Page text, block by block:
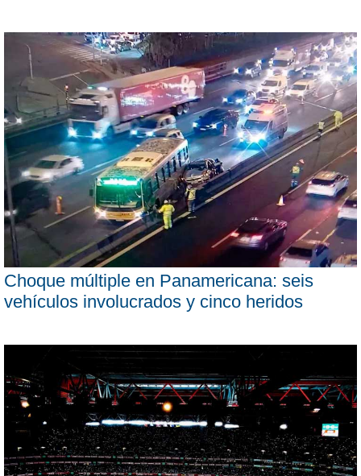
Choque múltiple en Panamericana: seis
vehículos involucrados y cinco heridos